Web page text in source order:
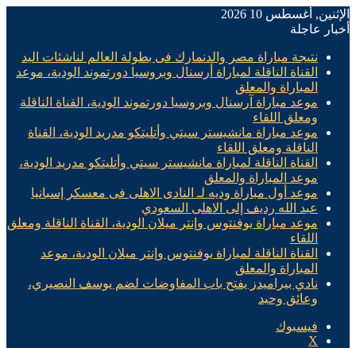
الإثنين, أغسطس 10 2026
أخبار عاجلة
نتيجة مباراة مصر والدنمارك فى بطولة العالم لناشئات اليد
القناة الناقلة لمباراة أرسنال وبروسيا دورتموند الودية، موعد
المباراة والمعلق
موعد مباراة آرسنال وبروسيا دورتموند الودية، القناة الناقلة
ومعلق اللقاء
موعد مباراة مانشيستر سيتي وأتليتكو مدريد الودية، القناة
الناقلة ومعلق اللقاء
القناة الناقلة لمباراة مانشيستر سيتي وأتليتكو مدريد الودية،
موعد المباراة والمعلق
موعد أول مباراة وديه لـ النادى الاهلى فى معسكر إسبانيا
عبد الله رديف إلى الاهلى السعودي
موعد مباراة يوفنتوس وإنتر ميلان الودية، القناة الناقلة ومعلق
اللقاء
القناة الناقلة لمباراة يوفنتوس وإنتر ميلان الودية، موعد
المباراة والمعلق
نادي بيراميدز يفتح باب المفاوضات لضم يوسف النصيري،
وعائق وحيد
فيسبوك
X